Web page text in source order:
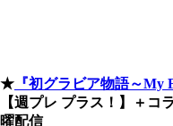
★ 『初グラビア物語～My
【週プレ プラス！】＋コ
曜配信